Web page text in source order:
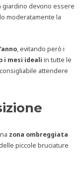
giardino devono essere
moderatamente la
, evitando però i
i mesi ideali in tutte le
attendere
zona ombreggiata
piccole bruciature